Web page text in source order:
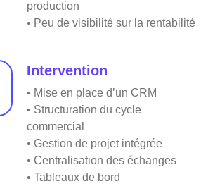
production
• Peu de visibilité sur la rentabilité
Intervention
• Mise en place d’un CRM
• Structuration du cycle
commercial
• Gestion de projet intégrée
• Centralisation des échanges
• Tableaux de bord